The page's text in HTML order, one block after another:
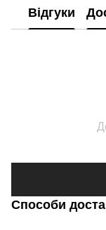
Відгуки
Способи